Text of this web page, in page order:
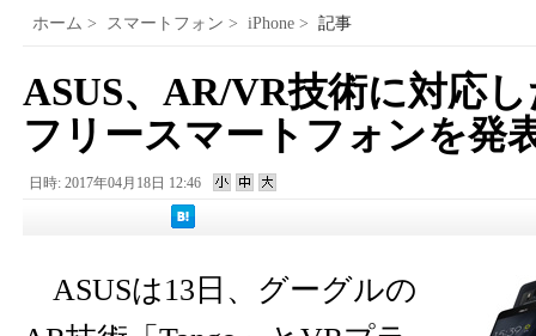
ホーム > スマートフォン > iPhone > 記事
ASUS、AR/VR技術に対応
フリースマートフォンを発
日時: 2017年04月18日 12:46
ASUSは13日、グーグルの